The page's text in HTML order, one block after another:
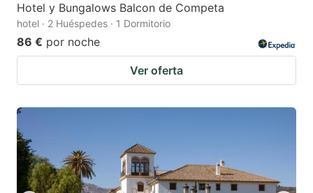
Hotel y Bungalows Balcon de Competa
hotel · 2 Huéspedes · 1 Dormitorio
86 € por noche
Ver oferta